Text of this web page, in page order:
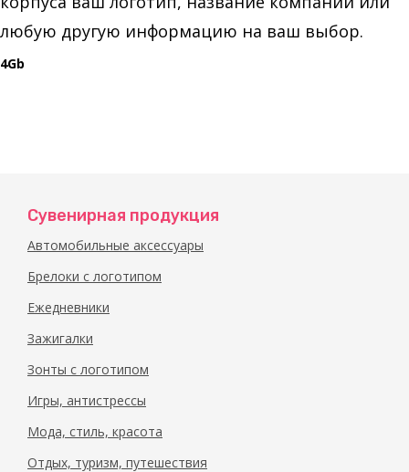
любую другую информацию на ваш выбор.
4Gb
Сувенирная продукция
Автомобильные аксессуары
Брелоки с логотипом
Ежедневники
Зажигалки
Зонты с логотипом
Игры, антистрессы
Мода, стиль, красота
Отдых, туризм, путешествия